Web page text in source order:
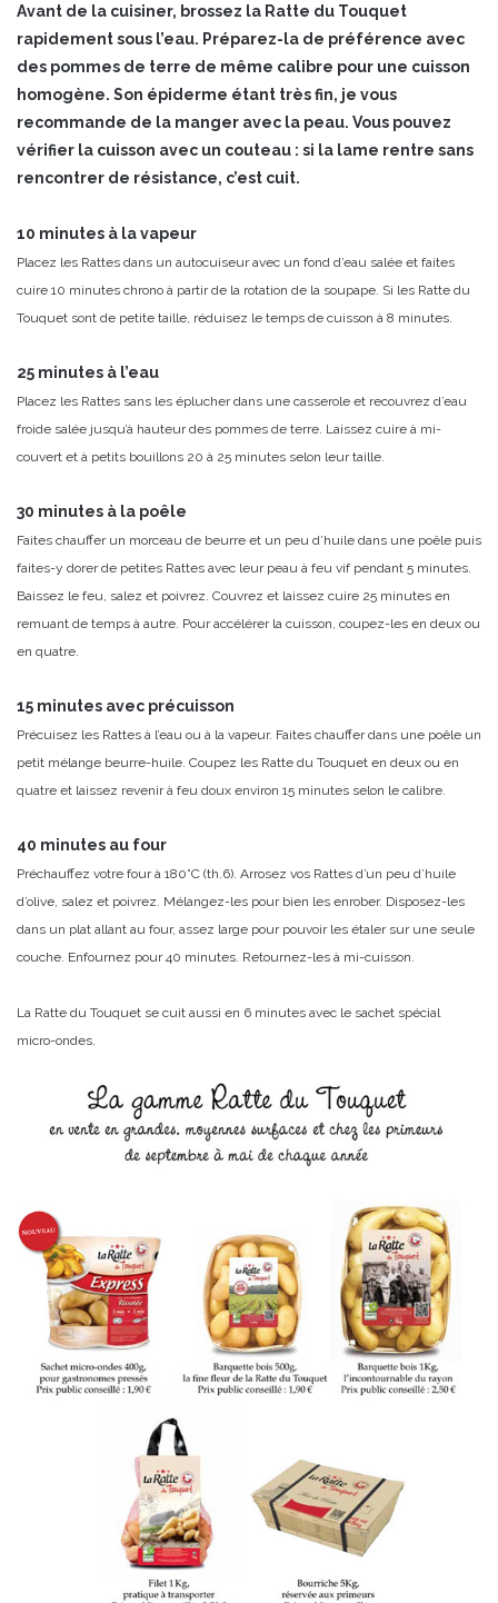
Avant de la cuisiner, brossez la Ratte du Touquet
rapidement sous l’eau. Préparez-la de préférence avec
des pommes de terre de même calibre pour une cuisson
homogène. Son épiderme étant très fin, je vous
recommande de la manger avec la peau. Vous pouvez
vérifier la cuisson avec un couteau : si la lame rentre sans
rencontrer de résistance, c’est cuit.
10 minutes à la vapeur
Placez les Rattes dans un autocuiseur avec un fond d’eau salée et faites
cuire 10 minutes chrono à partir de la rotation de la soupape. Si les Ratte du
Touquet sont de petite taille, réduisez le temps de cuisson à 8 minutes.
25 minutes à l’eau
Placez les Rattes sans les éplucher dans une casserole et recouvrez d’eau
froide salée jusqu’à hauteur des pommes de terre. Laissez cuire à mi-
couvert et à petits bouillons 20 à 25 minutes selon leur taille.
30 minutes à la poêle
Faites chauffer un morceau de beurre et un peu d’huile dans une poêle puis
faites-y dorer de petites Rattes avec leur peau à feu vif pendant 5 minutes.
Baissez le feu, salez et poivrez. Couvrez et laissez cuire 25 minutes en
remuant de temps à autre. Pour accélérer la cuisson, coupez-les en deux ou
en quatre.
15 minutes avec précuisson
Précuisez les Rattes à l’eau ou à la vapeur. Faites chauffer dans une poêle un
petit mélange beurre-huile. Coupez les Ratte du Touquet en deux ou en
quatre et laissez revenir à feu doux environ 15 minutes selon le calibre.
40 minutes au four
Préchauffez votre four à 180°C (th.6). Arrosez vos Rattes d’un peu d’huile
d’olive, salez et poivrez. Mélangez-les pour bien les enrober. Disposez-les
dans un plat allant au four, assez large pour pouvoir les étaler sur une seule
couche. Enfournez pour 40 minutes. Retournez-les à mi-cuisson.
La Ratte du Touquet se cuit aussi en 6 minutes avec le sachet spécial
micro-ondes.